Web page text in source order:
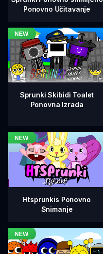
Ponovno Učitavanje
Sprunki Skibidi Toalet
Ponovna Izrada
Htsprunkis Ponovno
Snimanje